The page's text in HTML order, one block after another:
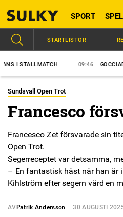
SPORT SPEL
STALLMATCH
STARTLISTOR
Sundsvall Open Trot
Francesco
Francesco Zet försvarade sin
Open Trot.
Segerreceptet var detsamma,
– En fantastisk häst när han är
Kihlström efter segern värd en
AV Patrik Andersson 30 AUGUSTI